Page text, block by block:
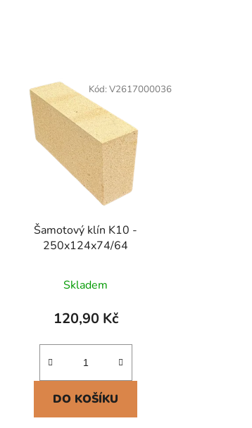
Šamotový klín K10 -
250x124x74/64
Skladem
120,90 Kč
DO KOŠÍKU
Kód: V2617000036